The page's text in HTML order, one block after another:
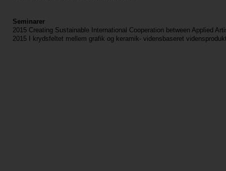
Seminarer
2015 Creating Sustainable International Cooperation between Applied
2015 I krydsfeltet mellem grafik og keramik- vidensbaseret